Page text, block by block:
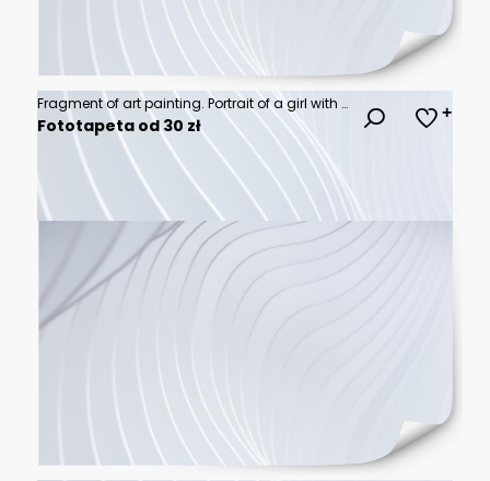
Fragment of art painting. Portrait of a girl with blond hair is made in a classic style. .A woman's face with red lips.
Fototapeta od 30 zł